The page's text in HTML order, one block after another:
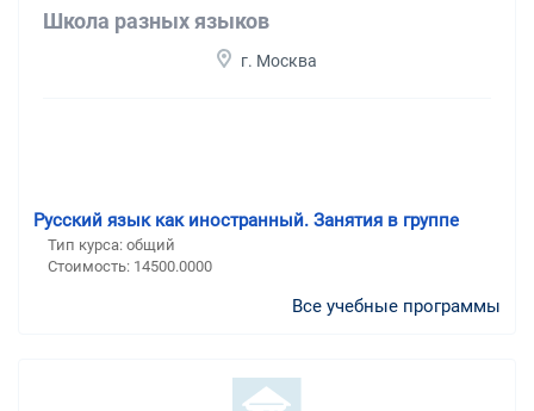
Школа разных языков
г. Москва
Русский язык как иностранный. Занятия в группе
Тип курса: общий
Стоимость: 14500.0000
Все учебные программы